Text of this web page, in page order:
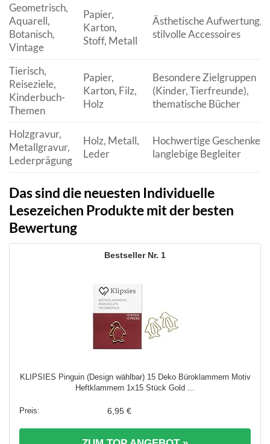
Geometrisch,
Aquarell,
Botanisch,
Vintage
Papier,
Karton,
Stoff, Metall
Ästhetische Aufwertung,
stilvolle Accessoires
Tierisch,
Reiseziele,
Kinderbuch-
Themen
Papier,
Karton, Filz,
Holz
Besondere Zielgruppen
(Kinder, Tierfreunde),
thematische Bücher
Holzgravur,
Metallgravur,
Lederprägung
Holz, Metall,
Leder
Hochwertige Geschenke,
langlebige Begleiter
Das sind die neuesten Individuelle
Lesezeichen Produkte mit der besten
Bewertung
1
KLIPSIES Pinguin (Design wählbar) 15 Deko Büroklammern Motiv
Heftklammern 1x15 Stück Gold ...
6,95 €